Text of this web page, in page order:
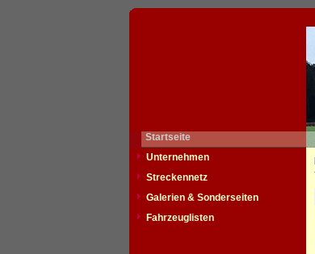
Startseite
Unternehmen
Streckennetz
Galerien & Sonderseiten
Fahrzeuglisten